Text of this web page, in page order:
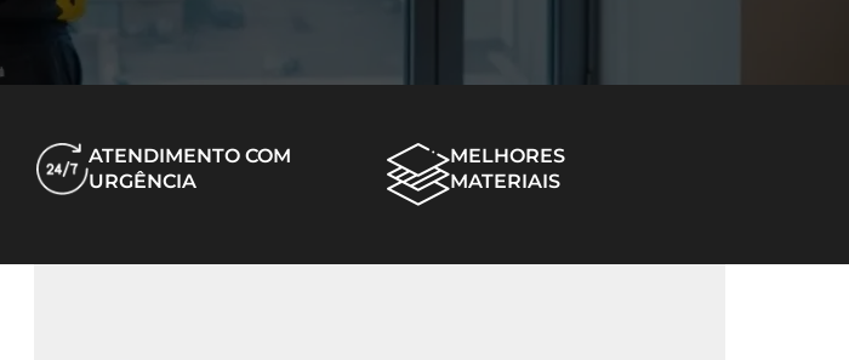
ATENDIMENTO COM
URGÊNCIA
MELHORES
MATERIAIS